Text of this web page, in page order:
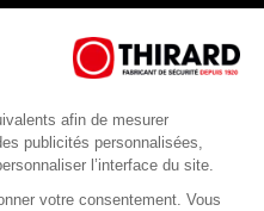
afin de mesurer
publicités personnalisées,
l’interface du site.
votre consentement. Vous